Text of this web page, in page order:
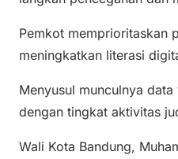
Pemkot memprioritaskan
meningkatkan literasi
Menyusul munculnya
dengan tingkat aktivitas
Wali Kota Bandung,